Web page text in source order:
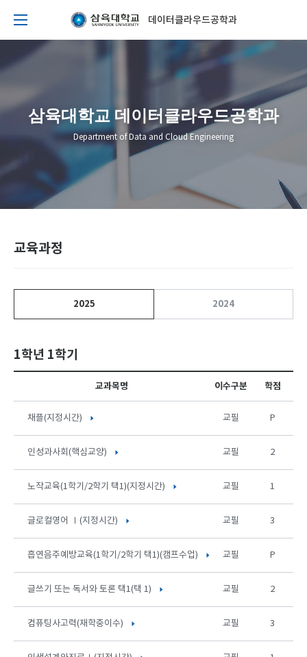
데이터클라우드공학과
삼육대학교 데이터클라우드공학과
Department of Data and Cloud Engineering
교육과정
2025 2024
1학년 1학기
교과목명 이수구분 학점
채플(지정시간) 교필 P
인성과사회(핵심교양) 교필 2
노작교육(1학기/2학기 택1)(지정시간) 교필 1
글로컬영어 Ⅰ(지정시간) 교필 3
흡연음주예방교육(1학기/2학기 택1)(캠프수업) 교필 P
글쓰기 또는 독서와 토론 택1(택 1) 교필 2
컴퓨팅사고력(재학중이수) 교필 3